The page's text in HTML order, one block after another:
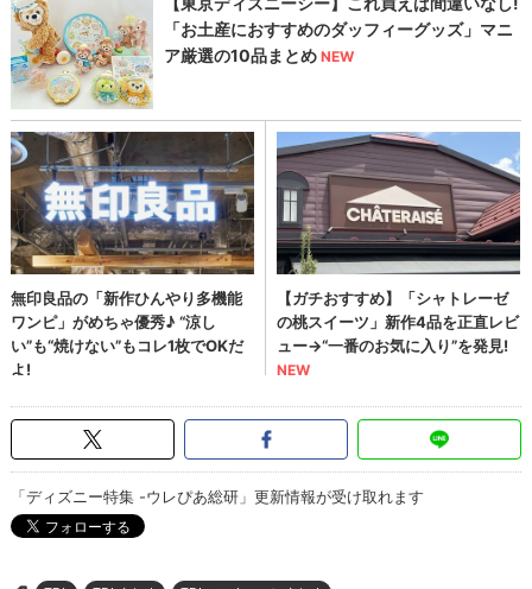
「ディズニー特集 -ウレぴあ総研」更新情報が受け取れます